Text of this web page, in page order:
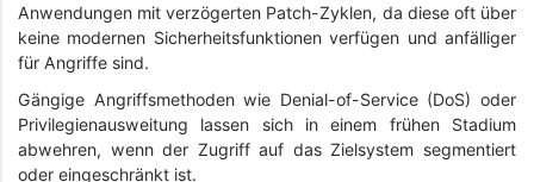
Anwendungen mit verzögerten Patch-Zyklen, da diese oft über
keine modernen Sicherheitsfunktionen verfügen und anfälliger
für Angriffe sind.
Gängige Angriffsmethoden wie Denial-of-Service (DoS) oder
Privilegienausweitung lassen sich in einem frühen Stadium
abwehren, wenn der Zugriff auf das Zielsystem segmentiert
oder eingeschränkt ist.